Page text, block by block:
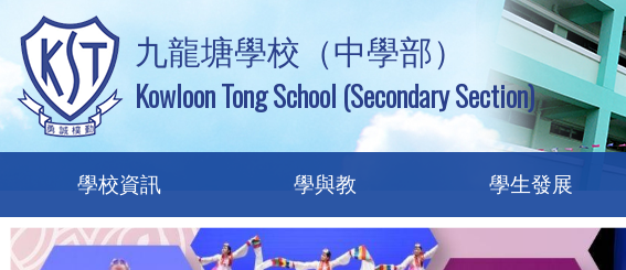
九龍塘學校（中學部）
Kowloon Tong School (Secondary Section)
學校資訊 學與教 學生發展